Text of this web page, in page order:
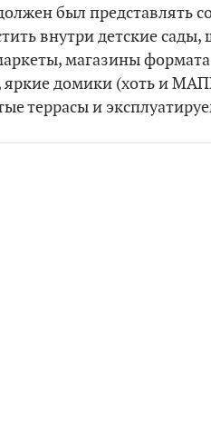
был представлять
внутри детские
магазины
домики (хоть и
террасы и